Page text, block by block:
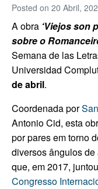
Posted on 20 Abril,
A obra ‘Viejos son
sobre o
Semana de las
Universidad
de abril.
Coordenada por
Antonio Cid, esta
por pares em torno
diversos ângulos
que, em 2017,
Congresso